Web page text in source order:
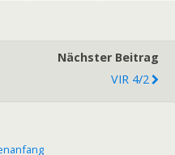
Nächster Beitrag
VIR 4/2